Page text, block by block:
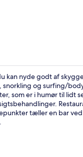
kan nyde godt af
snorkling og surfing/
som er i humør til lidt
tæller en bar